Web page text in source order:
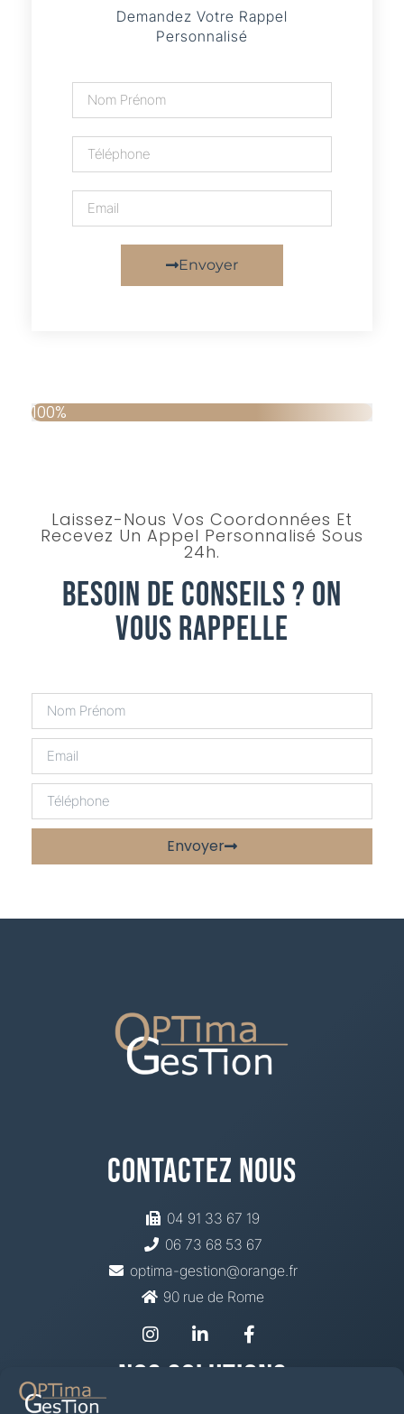
Demandez Votre Rappel
Personnalisé
Envoyer
100%
Laissez-Nous Vos Coordonnées Et
Recevez Un Appel Personnalisé Sous
24h.
Besoin De Conseils ? On
Vous Rappelle
Envoyer
Contactez Nous
04 91 33 67 19
06 73 68 53 67
optima-gestion@orange.fr
90 rue de Rome
Nos Solutions